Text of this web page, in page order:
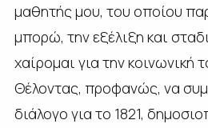
μαθητής μου, του οποίου
μπορώ, την εξέλιξη και
χαίρομαι για την κοινωνική
Θέλοντας, προφανώς, να
διάλογο για το 1821,